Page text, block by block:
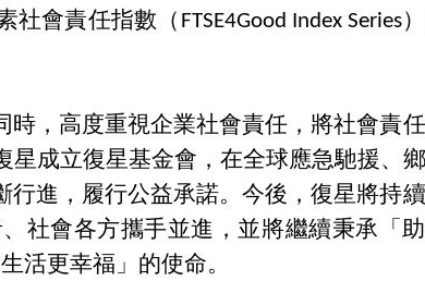
會責任指數（FTSE4Good Index Series
，高度重視企業社會責任，將社會責
星成立復星基金會，在全球應急馳援、
進，履行公益承諾。今後，復星將持
社會各方攜手並進，並將繼續秉承「
活更幸福」的使命。